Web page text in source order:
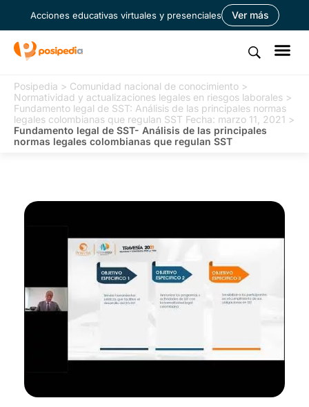
Acciones educativas virtuales y presenciales Ver más
Posipedia > Comunidad nacional de conocimiento >
Normatividad y actualizaciones legales en riesgos laborales >
Fundamento legal de SST: Análisis de las principales normas
legales colombianas que regulan SST Fecha: marzo 11, 2021 >
Fundamento legal de SST- Análisis de las principales
normas legales colombianas que regulan SST